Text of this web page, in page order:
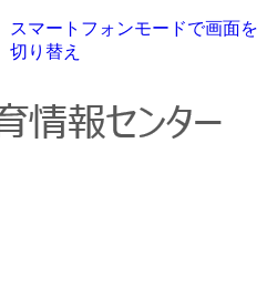
スマートフォンモードで画面を
切り替え